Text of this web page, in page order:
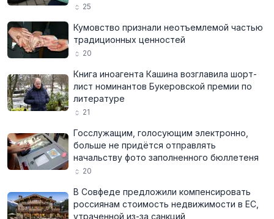
25
Кумовство признали неотъемлемой частью
традиционных ценностей
20
Книга иноагента Кашина возглавила шорт-
лист номинантов Букеровской премии по
литературе
21
Госслужащим, голосующим электронно,
больше не придётся отправлять
начальству фото заполненного бюллетеня
20
В Совфеде предложили компенсировать
россиянам стоимость недвижимости в ЕС,
утраченной из-за санкций